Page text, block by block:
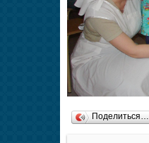
Поделиться…